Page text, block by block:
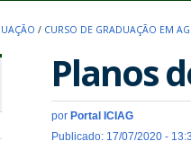
/ CURSO DE GRADUAÇÃO EM
Planos
por Portal ICIAG
Publicado: 17/07/2020 -